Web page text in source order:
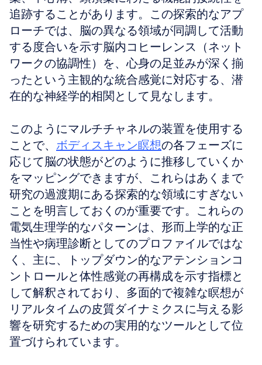
追跡することがあります。この探索的なアプ
ローチでは、脳の異なる領域が同調して活動
する度合いを示す脳内コヒーレンス（ネット
ワークの協調性）を、心身の足並みが深く揃
ったという主観的な統合感覚に対応する、潜
在的な神経学的相関として見なします。
このようにマルチチャネルの装置を使用する
ことで、 ボディスキャン瞑想の各フェーズに
応じて脳の状態がどのように推移していくか
をマッピングできますが、これらはあくまで
研究の過渡期にある探索的な領域にすぎない
ことを明言しておくのが重要です。これらの
電気生理学的なパターンは、形而上学的な正
当性や病理診断としてのプロファイルではな
く、主に、トップダウン的なアテンションコ
ントロールと体性感覚の再構成を示す指標と
して解釈されており、多面的で複雑な瞑想が
リアルタイムの皮質ダイナミクスに与える影
響を研究するための実用的なツールとして位
置づけられています。